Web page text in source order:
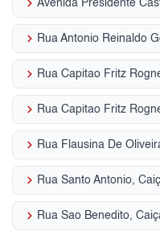
Avenida Presidente
keyboard_arrow_right Rua Antonio Reinaldo
keyboard_arrow_right Rua Capitao Fritz
keyboard_arrow_right Rua Capitao Fritz
keyboard_arrow_right Rua Flausina De
keyboard_arrow_right Rua Santo Antonio,
keyboard_arrow_right Rua Sao Benedito,